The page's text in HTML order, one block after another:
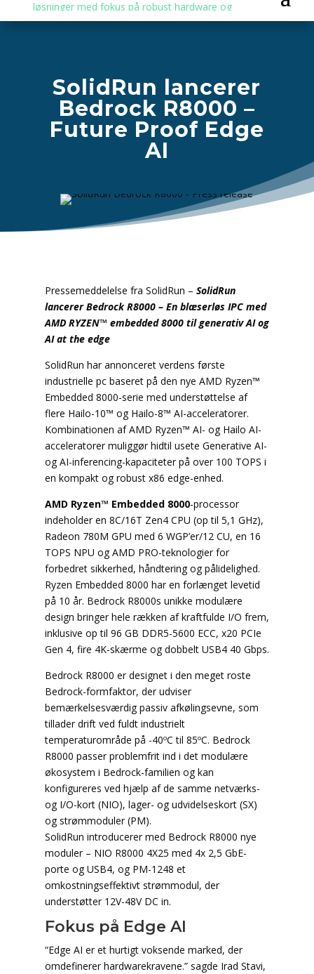
SolidRun lancerer
Bedrock R8000 –
Future Proof Edge
AI
Pressemeddelelse fra SolidRun – SolidRun
lancerer Bedrock R8000 – En blæserløs IPC med
AMD RYZEN™ embedded 8000 til generativ AI og
AI at the edge
SolidRun har annonceret verdens første
industrielle pc baseret på den nye AMD Ryzen™
Embedded 8000-serie med understøttelse af
flere Hailo-10™ og Hailo-8™ AI-acceleratorer.
Kombinationen af AMD Ryzen™ AI- og Hailo AI-
acceleratorer muliggør hidtil usete Generative AI-
og AI-inferencing-kapaciteter på over 100 TOPS i
en kompakt og robust x86 edge-enhed.
AMD Ryzen™ Embedded 8000-processor
indeholder en 8C/16T Zen4 CPU (op til 5,1 GHz),
Radeon 780M GPU med 6 WGP’er/12 CU, en 16
TOPS NPU og AMD PRO-teknologier for
forbedret sikkerhed, håndtering og pålidelighed.
Ryzen Embedded 8000 har en forlænget levetid
på 10 år. Bedrock R8000s unikke modulære
design bringer hele rækken af kraftfulde I/O frem,
inklusive op til 96 GB DDR5-5600 ECC, x20 PCIe
Gen 4, fire 4K-skærme og dobbelt USB4 40 Gbps.
Bedrock R8000 er designet i den meget roste
Bedrock-formfaktor, der udviser
bemærkelsesværdig passiv afkølingsevne, som
tillader drift ved fuldt industrielt
temperaturområde på -40ºC til 85ºC. Bedrock
R8000 passer problemfrit ind i det modulære
økosystem i Bedrock-familien og kan
konfigureres ved hjælp af de samme netværks-
og I/O-kort (NIO), lager- og udvidelseskort (SX)
og strømmoduler (PM).
SolidRun introducerer med Bedrock R8000 nye
moduler – NIO R8000 4X25 med 4x 2,5 GbE-
porte og USB4, og PM-1248 et
omkostningseffektivt strømmodul, der
understøtter 12V-48V DC in.
Fokus på Edge AI
“Edge AI er et hurtigt voksende marked, der
omdefinerer hardwarekravene.” sagde Irad Stavi,